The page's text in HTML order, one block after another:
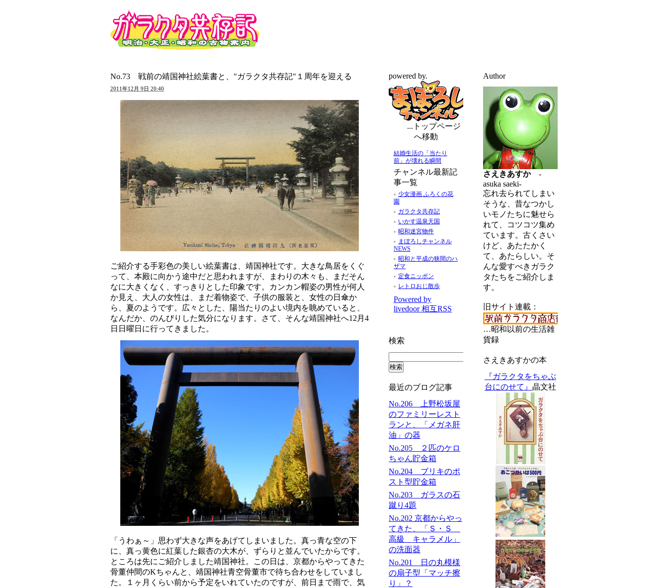
No.73 戦前の靖国神社絵葉書と、"ガラクタ共存記"１周年を迎える
2011年12月 9日 20:40
ご紹介する手彩色の美しい絵葉書は、靖国神社です。大きな鳥居をくぐ
って、本殿に向かう途中だと思われますが、まわりの木々も、まだそん
なに大きくなく、すっきりとした印象です。カンカン帽姿の男性が何人
か見え、大人の女性は、まだ着物姿で、子供の服装と、女性の日傘か
ら、夏のようです。広々とした、陽当たりのよい境内を眺めていると、
なんだか、のんびりした気分になります。さて、そんな靖国神社へ12月4
日日曜日に行ってきました。
「うわぁ～」思わず大きな声をあげてしまいました。真っ青な空の下
に、真っ黄色に紅葉した銀杏の大木が、ずらりと並んでいたからです。
ところは先にご紹介しました靖国神社。この日は、京都からやってきた
骨董仲間のKちゃんと、靖国神社青空骨董市で待ち合わせをしていまし
た。１ヶ月くらい前から予定をいれていたのですが、前日まで雨で、気
Author
さえきあすか-
asuka saeki-
忘れ去られてしまい
そうな、昔なつかし
いモノたちに魅せら
れて、コツコツ集め
ています。古くさい
けど、あたたかく
て、あたらしい。そ
んな愛すべきガラク
タたちをご紹介しま
す。
旧サイト連載：
…昭和以前の生活雑
貨録
さえきあすかの本
『ガラクタをちゃぶ
台にのせて』 晶文社
powered by.
...トップページ
へ移動
結婚生活の「当たり
前」が壊れる瞬間
チャンネル最新記
事一覧
少女漫画 ふろくの花
園
ガラクタ共存記
いかす温泉天国
昭和迷宮物件
まぼろしチャンネル
NEWS
昭和と平成の狭間のハ
ザマ
定食ニッポン
レトロおじ散歩
Powered by
livedoor 相互RSS
検索
最近のブログ記事
No.206 上野松坂屋
のファミリーレスト
ランと、「メガネ肝
油」の器
No.205 ２匹のケロ
ちゃん貯金箱
No.204 ブリキのポ
スト型貯金箱
No.203 ガラスの石
蹴り4題
No.202 京都からやっ
てきた、「Ｓ・Ｓ
高級 キャラメル」
の洗面器
No.201 日の丸模様
の扇子型「マッチ擦
り」？